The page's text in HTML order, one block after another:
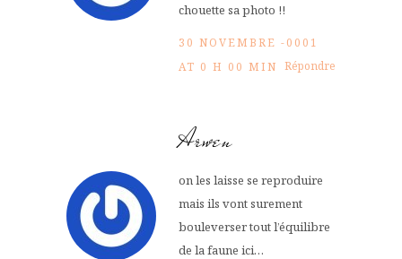
chouette sa photo !!
30 NOVEMBRE -0001
AT 0 H 00 MIN Répondre
Arwen
on les laisse se reproduire
mais ils vont surement
bouleverser tout l’équilibre
de la faune ici…